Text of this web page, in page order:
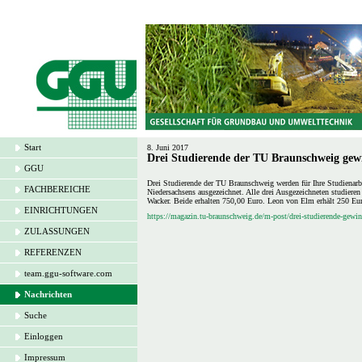
Start
GGU
FACHBEREICHE
EINRICHTUNGEN
ZULASSUNGEN
REFERENZEN
team.ggu-software.com
Nachrichten
Suche
Einloggen
Impressum
8. Juni 2017
Drei Studierende der TU Braunschweig
Drei Studierende der TU Braunschweig werden für Ihre
Niedersachsens ausgezeichnet. Alle drei Ausgezeichneten
Wacker. Beide erhalten 750,00 Euro. Leon von Elm erhält 250
https://magazin.tu-braunschweig.de/m-post/drei-studierende-